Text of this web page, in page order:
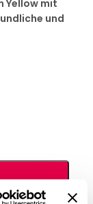
Yellow mit
und